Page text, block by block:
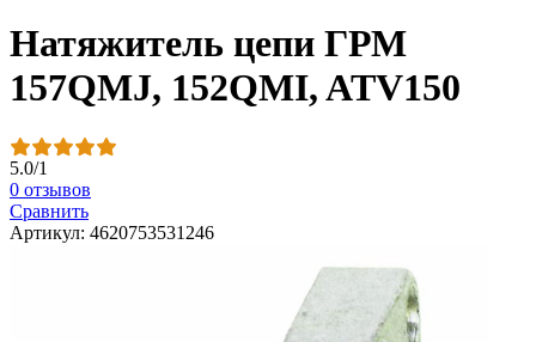
Натяжитель цепи ГРМ
157QMJ, 152QMI, ATV150
5.0/1
0 отзывов
Сравнить
Артикул: 4620753531246